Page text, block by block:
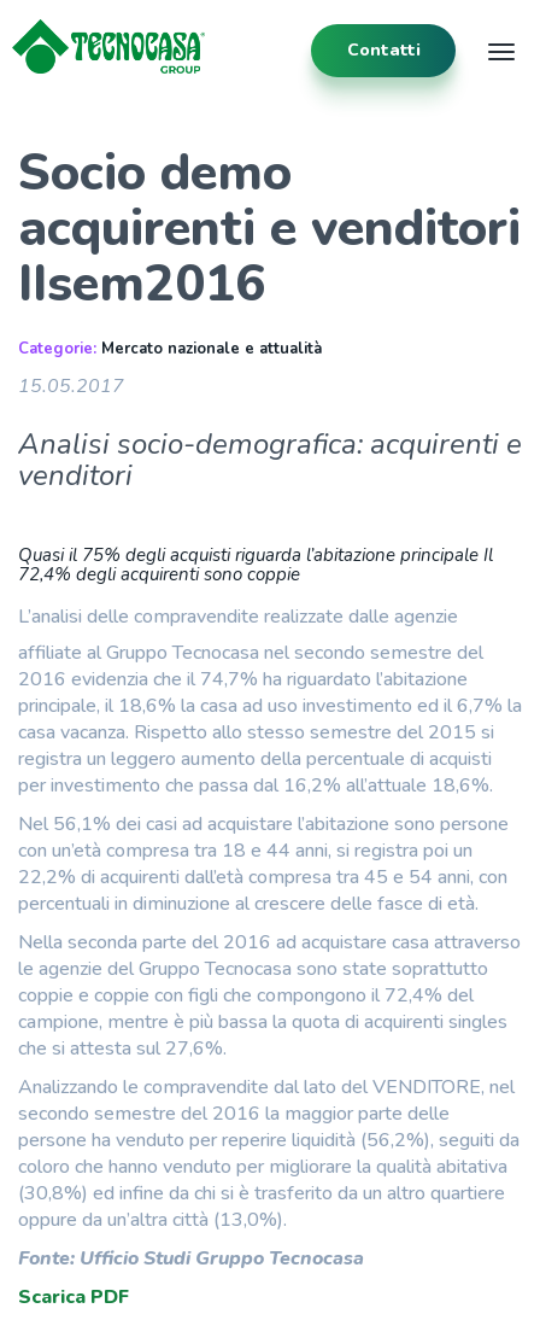
Contatti
Socio demo
acquirenti e venditori
IIsem2016
Categorie: Mercato nazionale e attualità
15.05.2017
Analisi socio-demografica: acquirenti e
venditori
Quasi il 75% degli acquisti riguarda l’abitazione principale Il
72,4% degli acquirenti sono coppie
L’analisi delle compravendite realizzate dalle agenzie
affiliate al Gruppo Tecnocasa nel secondo semestre del
2016 evidenzia che il 74,7% ha riguardato l’abitazione
principale, il 18,6% la casa ad uso investimento ed il 6,7% la
casa vacanza. Rispetto allo stesso semestre del 2015 si
registra un leggero aumento della percentuale di acquisti
per investimento che passa dal 16,2% all’attuale 18,6%.
Nel 56,1% dei casi ad acquistare l’abitazione sono persone
con un’età compresa tra 18 e 44 anni, si registra poi un
22,2% di acquirenti dall’età compresa tra 45 e 54 anni, con
percentuali in diminuzione al crescere delle fasce di età.
Nella seconda parte del 2016 ad acquistare casa attraverso
le agenzie del Gruppo Tecnocasa sono state soprattutto
coppie e coppie con figli che compongono il 72,4% del
campione, mentre è più bassa la quota di acquirenti singles
che si attesta sul 27,6%.
Analizzando le compravendite dal lato del VENDITORE, nel
secondo semestre del 2016 la maggior parte delle
persone ha venduto per reperire liquidità (56,2%), seguiti da
coloro che hanno venduto per migliorare la qualità abitativa
(30,8%) ed infine da chi si è trasferito da un altro quartiere
oppure da un’altra città (13,0%).
Fonte: Ufficio Studi Gruppo Tecnocasa
Scarica PDF